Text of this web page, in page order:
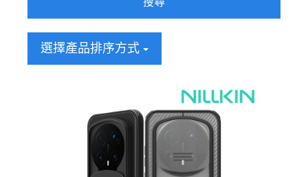
選擇產品排序方式